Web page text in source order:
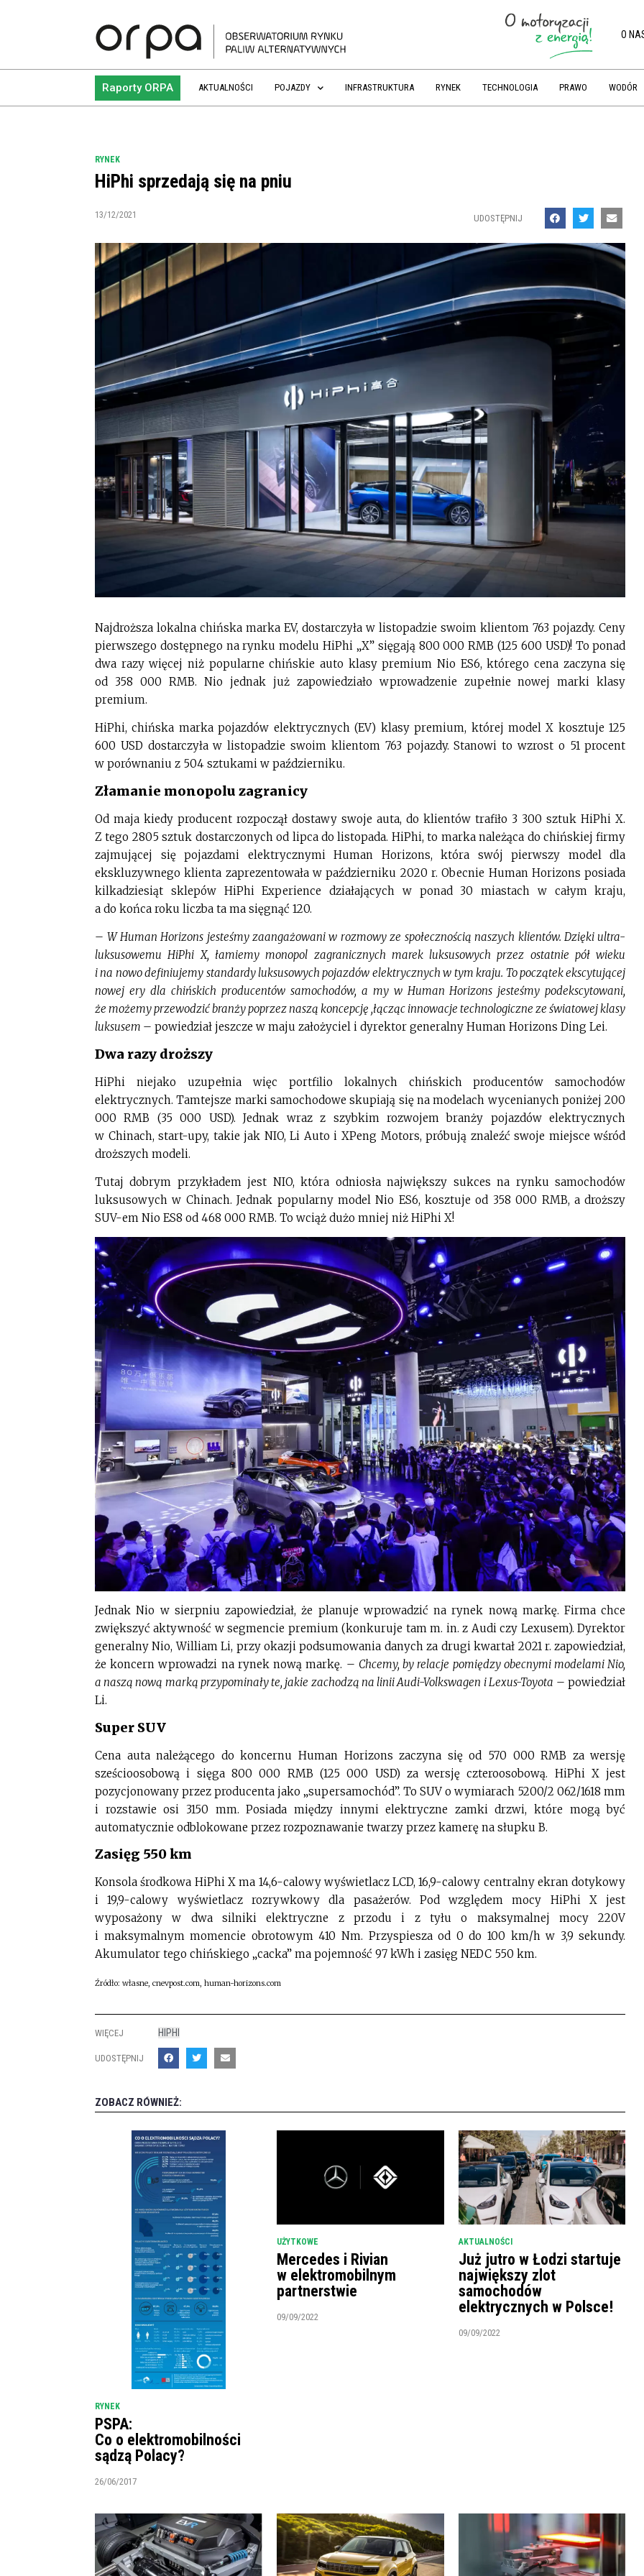
O
Raporty ORPA AKTUALNOŚCI POJAZDY INFRASTRUKTURA RYNEK TECHNOLOGIA PRAWO WODÓR
RYNEK
HiPhi sprzedają się na pniu
13/12/2021 UDOSTĘPNIJ
Najdroższa lokalna chińska marka EV, dostarczyła w listopadzie swoim klientom 763 pojazdy. Ceny
pierwszego dostępnego na rynku modelu HiPhi „X” sięgają 800 000 RMB (125 600 USD)! To ponad
dwa razy więcej niż popularne chińskie auto klasy premium Nio ES6, którego cena zaczyna się
od 358 000 RMB. Nio jednak już zapowiedziało wprowadzenie zupełnie nowej marki klasy
premium.
HiPhi, chińska marka pojazdów elektrycznych (EV) klasy premium, której model X kosztuje 125
600 USD dostarczyła w listopadzie swoim klientom 763 pojazdy. Stanowi to wzrost o 51 procent
w porównaniu z 504 sztukami w październiku.
Złamanie monopolu zagranicy
Od maja kiedy producent rozpoczął dostawy swoje auta, do klientów trafiło 3 300 sztuk HiPhi X.
Z tego 2805 sztuk dostarczonych od lipca do listopada. HiPhi, to marka należąca do chińskiej firmy
zajmującej się pojazdami elektrycznymi Human Horizons, która swój pierwszy model dla
ekskluzywnego klienta zaprezentowała w październiku 2020 r. Obecnie Human Horizons posiada
kilkadziesiąt sklepów HiPhi Experience działających w ponad 30 miastach w całym kraju,
a do końca roku liczba ta ma sięgnąć 120.
–W Human Horizons jesteśmy zaangażowani w rozmowy ze społecznością naszych klientów. Dzięki ultra-
luksusowemu HiPhi X, łamiemy monopol zagranicznych marek luksusowych przez ostatnie pół wieku
i na nowo definiujemy standardy luksusowych pojazdów elektrycznych w tym kraju. To początek ekscytującej
nowej ery dla chińskich producentów samochodów, a my w Human Horizons jesteśmy podekscytowani,
że możemy przewodzić branży poprzez naszą koncepcję ,łącząc innowacje technologiczne ze światowej klasy
luksusem – powiedział jeszcze w maju założyciel i dyrektor generalny Human Horizons Ding Lei.
Dwa razy droższy
HiPhi niejako uzupełnia więc portfilio lokalnych chińskich producentów samochodów
elektrycznych. Tamtejsze marki samochodowe skupiają się na modelach wycenianych poniżej 200
000 RMB (35 000 USD). Jednak wraz z szybkim rozwojem branży pojazdów elektrycznych
w Chinach, start-upy, takie jak NIO, Li Auto i XPeng Motors, próbują znaleźć swoje miejsce wśród
droższych modeli.
Tutaj dobrym przykładem jest NIO, która odniosła największy sukces na rynku samochodów
luksusowych w Chinach. Jednak popularny model Nio ES6, kosztuje od 358 000 RMB, a droższy
SUV-em Nio ES8 od 468 000 RMB. To wciąż dużo mniej niż HiPhi X!
Jednak Nio w sierpniu zapowiedział, że planuje wprowadzić na rynek nową markę. Firma chce
zwiększyć aktywność w segmencie premium (konkuruje tam m. in. z Audi czy Lexusem). Dyrektor
generalny Nio, William Li, przy okazji podsumowania danych za drugi kwartał 2021 r. zapowiedział,
że koncern wprowadzi na rynek nową markę. – Chcemy, by relacje pomiędzy obecnymi modelami Nio,
a naszą nową marką przypominały te, jakie zachodzą na linii Audi-Volkswagen i Lexus-Toyota – powiedział
Li.
Super SUV
Cena auta należącego do koncernu Human Horizons zaczyna się od 570 000 RMB za wersję
sześcioosobową i sięga 800 000 RMB (125 000 USD) za wersję czteroosobową. HiPhi X jest
pozycjonowany przez producenta jako „supersamochód”. To SUV o wymiarach 5200/2 062/1618 mm
i rozstawie osi 3150 mm. Posiada między innymi elektryczne zamki drzwi, które mogą być
automatycznie odblokowane przez rozpoznawanie twarzy przez kamerę na słupku B.
Zasięg 550 km
Konsola środkowa HiPhi X ma 14,6-calowy wyświetlacz LCD, 16,9-calowy centralny ekran dotykowy
i 19,9-calowy wyświetlacz rozrywkowy dla pasażerów. Pod względem mocy HiPhi X jest
wyposażony w dwa silniki elektryczne z przodu i z tyłu o maksymalnej mocy 220V
i maksymalnym momencie obrotowym 410 Nm. Przyspiesza od 0 do 100 km/h w 3,9 sekundy.
Akumulator tego chińskiego „cacka” ma pojemność 97 kWh i zasięg NEDC 550 km.
Źródło: własne, cnevpost.com, human-horizons.com
WIĘCEJ HIPHI
UDOSTĘPNIJ
ZOBACZ RÓWNIEŻ:
RYNEK
PSPA:
Co o elektromobilności
sądzą Polacy?
26/06/2017
UŻYTKOWE
Mercedes i Rivian
w elektromobilnym
partnerstwie
09/09/2022
AKTUALNOŚCI
Już jutro w Łodzi startuje
największy zlot
samochodów
elektrycznych w Polsce!
09/09/2022